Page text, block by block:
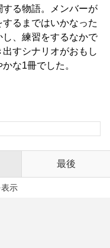
る物語。メンバーが
るまではいかなった
、練習をするなかで
すシナリオがおもし
な1冊でした。
最後
示